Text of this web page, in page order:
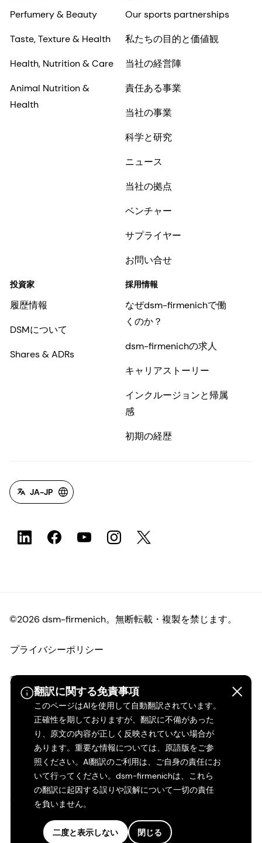
翻訳に関する免責事項
このページはAIを使用して自動翻訳されています。
正確性を期しておりますが、翻訳に不備があった
り、原文の内容が正しく反映されていない場合が
あります。重要な情報については、原語版をご参
照ください。AI翻訳のご利用は、ご自身の責任にお
いて行ってください。dsm-firmenichは、これら
の翻訳に起因する誤りや誤解について一切の責任
を負いません。
二度と表示しない 閉じる
Perfumery & Beauty
Taste, Texture & Health
Health, Nutrition & Care
Animal Nutrition &
Health
Our sports partnerships
私たちの目的と価値観
当社の経営陣
責任ある事業
当社の事業
科学と研究
ニュース
当社の拠点
ベンチャー
サプライヤー
お問い合せ
投資家
履歴情報
DSMについて
Shares & ADRs
採用情報
なぜdsm-firmenichで働
くのか？
dsm-firmenichの求人
キャリアストーリー
インクルージョンと帰属
感
初期の経歴
JA-JP
©2026 dsm-firmenich。無断転載・複製を禁じます。
プライバシーポリシー
利用規約
ご利用条件
カリフォルニアの透明性
アクセシビリティ・ステートメント
法的情報
サイトマップ